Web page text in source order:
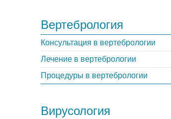
Вертебрология
Консультация в вертебрологии
Лечение в вертебрологии
Процедуры в вертебрологии
Вирусология